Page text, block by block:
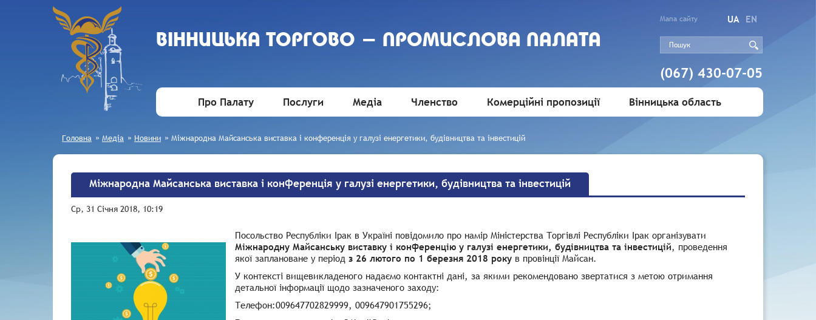
ВIННИЦЬКА ТОРГОВО - ПРОМИСЛОВА ПАЛАТА
Мапа сайту UA EN
(067) 430-07-05
Про Палату Послуги Медіа Членство Комерційні пропозиції Вінницька область
Головна » Медіа » Новини » Міжнародна Майсанська виставка і конференція у галузі енергетики, будівництва та інвестицій
Міжнародна Майсанська виставка і конференція у галузі енергетики, будівництва та інвестицій
Ср, 31 Січня 2018, 10:19
Посольство Республіки Ірак в Україні повідомило про намір Міністерства Торгівлі Республіки Ірак організувати
Міжнародну Майсанську виставку і конференцію у галузі енергетики, будівництва та інвестицій, проведення
якої заплановане у період з 26 лютого по 1 березня 2018 року в провінції Майсан.
У контексті вищевикладеного надаємо контактні дані, за якими рекомендовано звертатися з метою отримання
детальної інформації щодо зазначеного заходу:
Телефон:009647702829999, 009647901755296;